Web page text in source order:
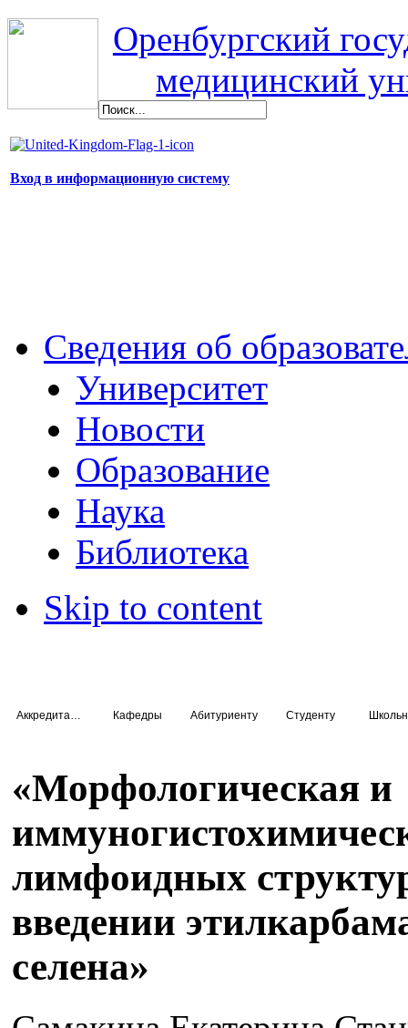
Оренбургский
медицинский
Вход в информационную систему
Сведения об
Университет
Новости
Образование
Наука
Библиотека
Skip to content
Кафедры Абитуриенту Студенту
«Морфологическая и
лимфоидных
введении
селена»